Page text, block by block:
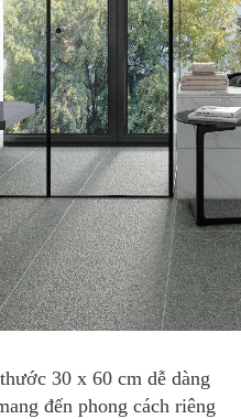
30 x 60 cm dễ dàng
đến phong cách riêng